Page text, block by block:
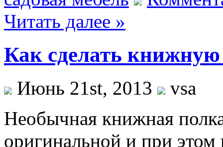
Читать далее »
Как сделать
Июнь 21st, 2013
vsa
Необычная книжная
оригинальной и при этом